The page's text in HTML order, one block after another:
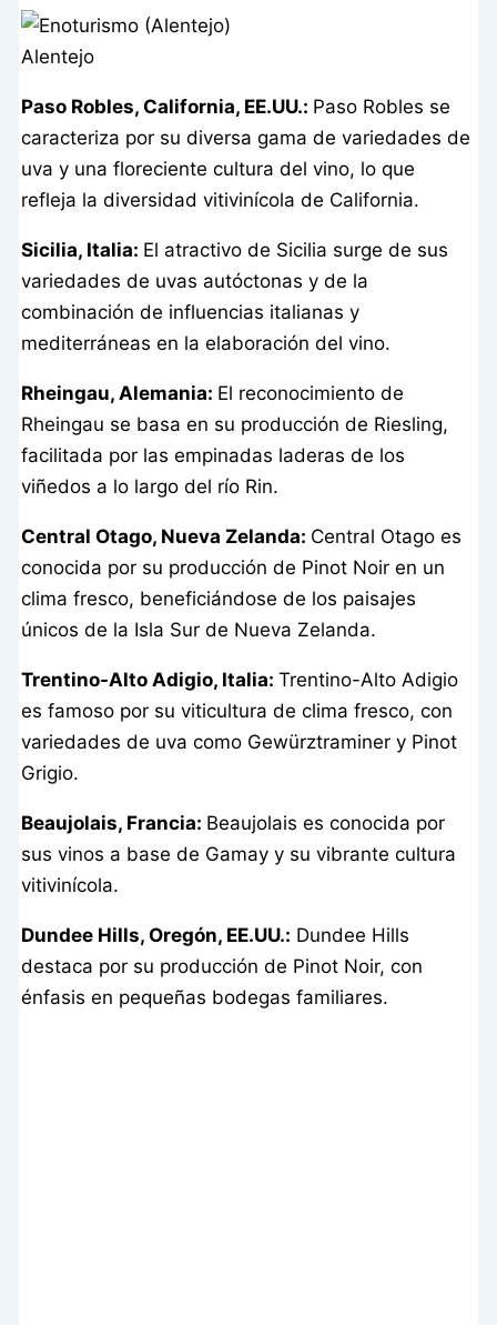
Alentejo
Paso Robles, California, EE.UU.: Paso Robles se
caracteriza por su diversa gama de variedades de
uva y una floreciente cultura del vino, lo que
refleja la diversidad vitivinícola de California.
Sicilia, Italia: El atractivo de Sicilia surge de sus
variedades de uvas autóctonas y de la
combinación de influencias italianas y
mediterráneas en la elaboración del vino.
Rheingau, Alemania: El reconocimiento de
Rheingau se basa en su producción de Riesling,
facilitada por las empinadas laderas de los
viñedos a lo largo del río Rin.
Central Otago, Nueva Zelanda: Central Otago es
conocida por su producción de Pinot Noir en un
clima fresco, beneficiándose de los paisajes
únicos de la Isla Sur de Nueva Zelanda.
Trentino-Alto Adigio, Italia:Trentino-Alto Adigio
es famoso por su viticultura de clima fresco, con
variedades de uva como Gewürztraminer y Pinot
Grigio.
Beaujolais, Francia: Beaujolais es conocida por
sus vinos a base de Gamay y su vibrante cultura
vitivinícola.
Dundee Hills, Oregón, EE.UU.: Dundee Hills
destaca por su producción de Pinot Noir, con
énfasis en pequeñas bodegas familiares.